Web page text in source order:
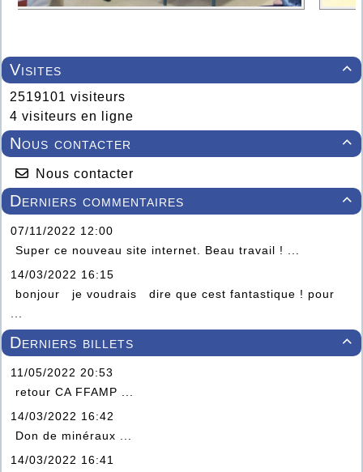

Visites
2519101 visiteurs
4 visiteurs en ligne

Nous contacter
Nous contacter

Derniers commentaires
07/11/2022 12:00
Super ce nouveau site internet. Beau travail ! ...
14/03/2022 16:15
bonjour je voudrais dire que cest fantastique ! pour
...

Derniers billets
11/05/2022 20:53
retour CA FFAMP ...
14/03/2022 16:42
Don de minéraux ...
14/03/2022 16:41